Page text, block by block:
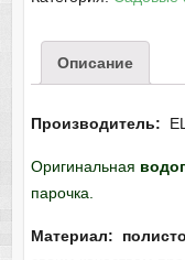
Описание
Производитель:
Оригинальная
парочка.
Материал: